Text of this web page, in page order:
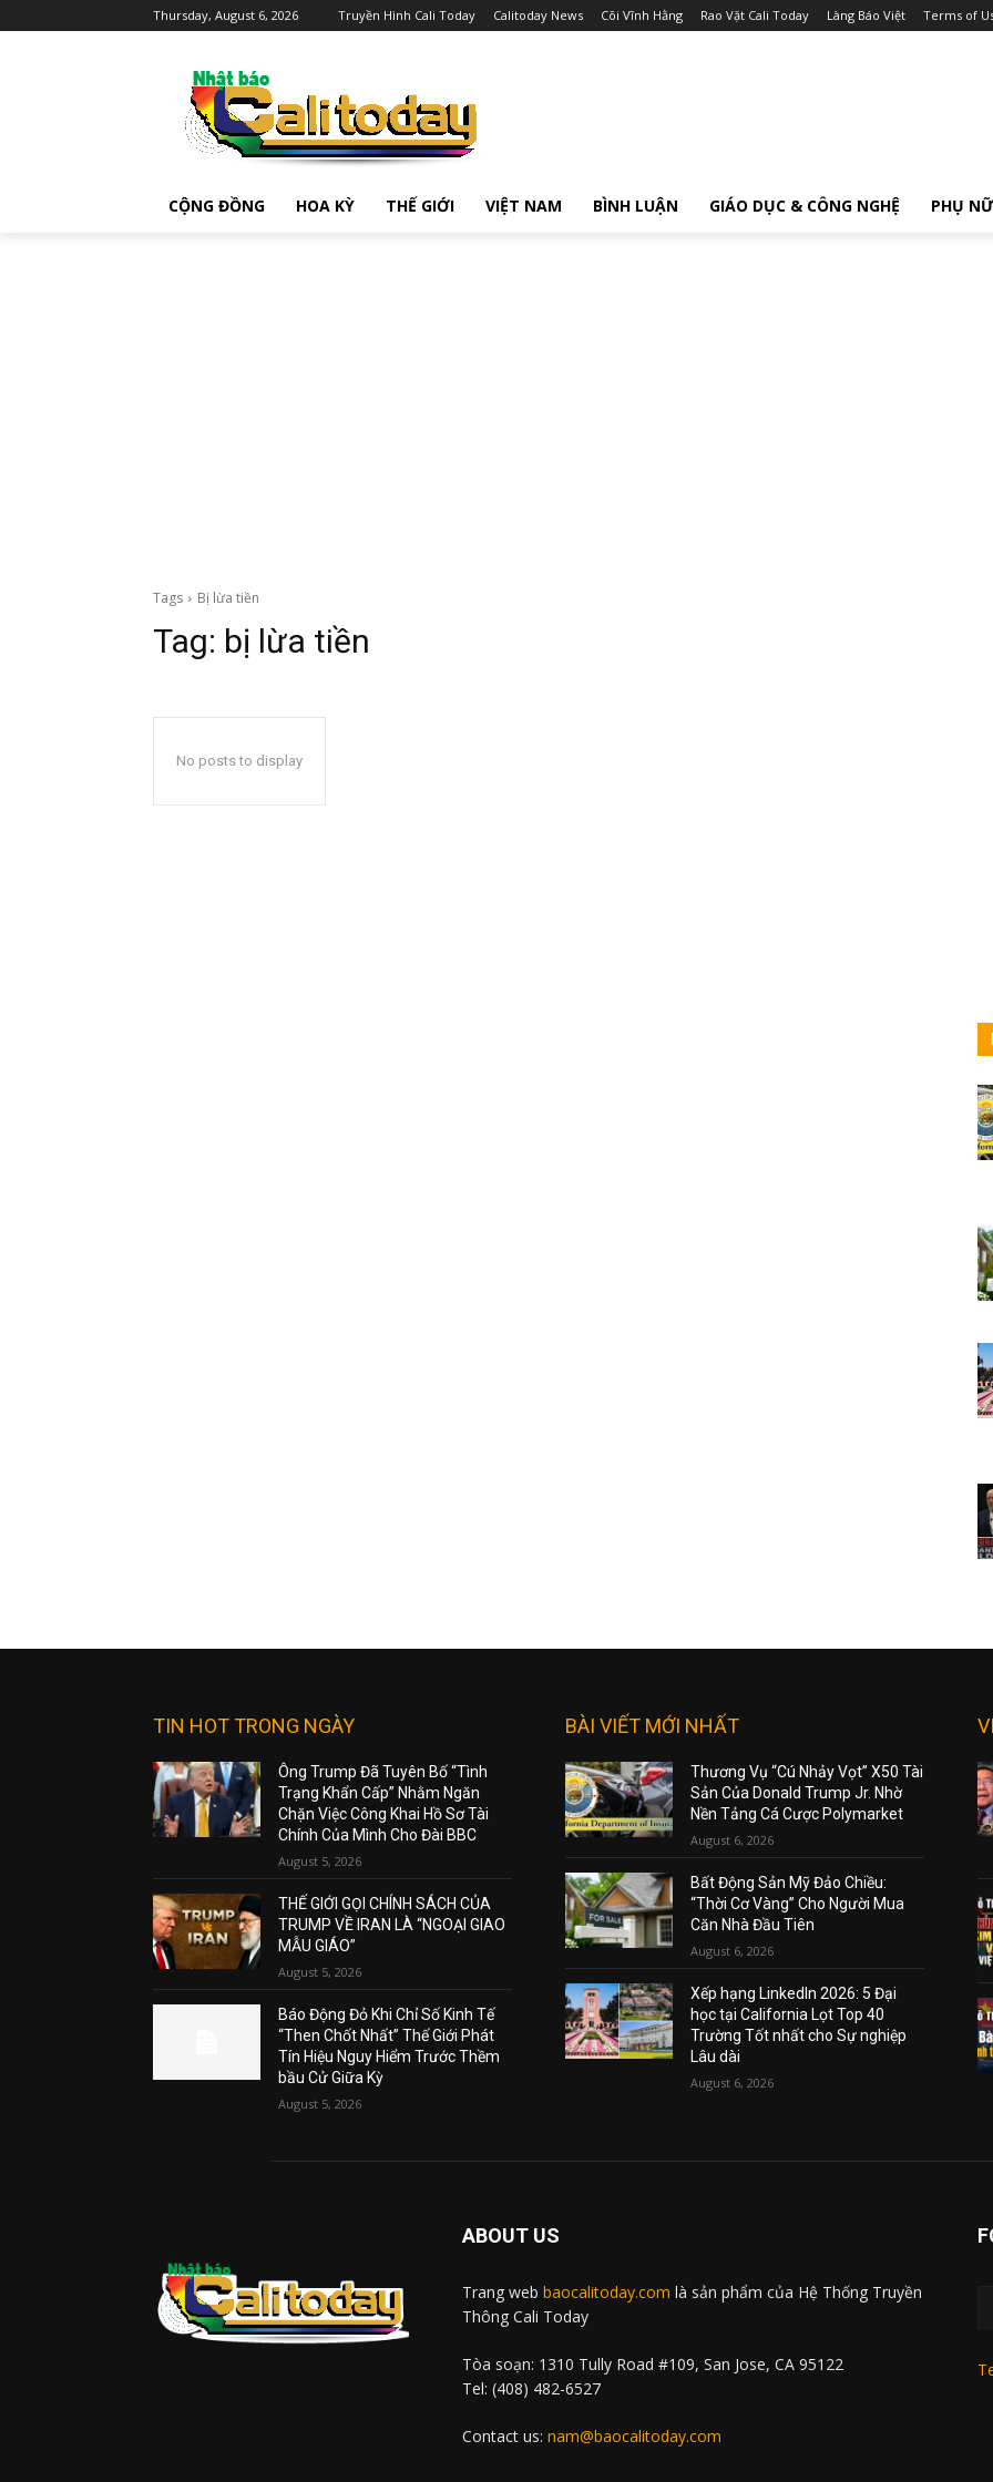
Thursday, August 6, 2026 Truyền Hình Cali Today Calitoday News Cõi Vĩnh Hằng Rao Vặt Cali Today Làng Báo Việt Terms of
CỘNG ĐỒNG HOA KỲ THẾ GIỚI VIỆT NAM BÌNH LUẬN GIÁO DỤC & CÔNG NGHỆ PHỤ NỮ
Tags Bị lừa tiền
Tag: bị lừa tiền
No posts to display
TIN HOT TRONG NGÀY
Ông Trump Đã Tuyên Bố “Tình
Trạng Khẩn Cấp” Nhằm Ngăn
Chặn Việc Công Khai Hồ Sơ Tài
Chính Của Mình Cho Đài BBC
August 5, 2026
THẾ GIỚI GỌI CHÍNH SÁCH CỦA
TRUMP VỀ IRAN LÀ “NGOẠI GIAO
MẪU GIÁO”
August 5, 2026
Báo Động Đỏ Khi Chỉ Số Kinh Tế
“Then Chốt Nhất” Thế Giới Phát
Tín Hiệu Nguy Hiểm Trước Thềm
bầu Cử Giữa Kỳ
August 5, 2026
BÀI VIẾT MỚI NHẤT
Thương Vụ “Cú Nhảy Vọt” X50 Tài
Sản Của Donald Trump Jr. Nhờ
Nền Tảng Cá Cược Polymarket
August 6, 2026
Bất Động Sản Mỹ Đảo Chiều:
“Thời Cơ Vàng” Cho Người Mua
Căn Nhà Đầu Tiên
August 6, 2026
Xếp hạng LinkedIn 2026: 5 Đại
học tại California Lọt Top 40
Trường Tốt nhất cho Sự nghiệp
Lâu dài
August 6, 2026
ABOUT US
Trang web baocalitoday.com là sản phẩm của Hệ Thống Truyền
Thông Cali Today
Tòa soạn: 1310 Tully Road #109, San Jose, CA 95122
Tel: (408) 482-6527
Contact us: nam@baocalitoday.com